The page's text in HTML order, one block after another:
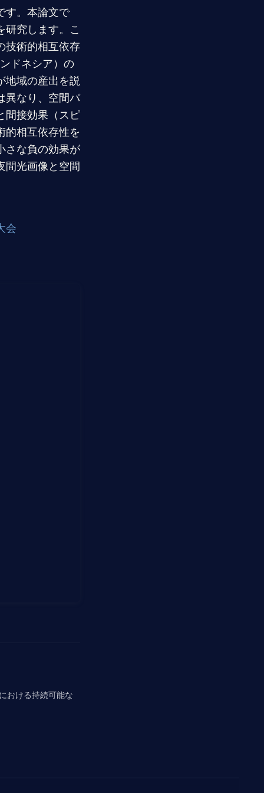
す。本論文で
研究します。こ
技術的相互依存
ドネシア）の
地域の産出を説
異なり、空間パ
間接効果（スピ
的相互依存性を
さな負の効果が
間光画像と空間
会
おける持続可能な